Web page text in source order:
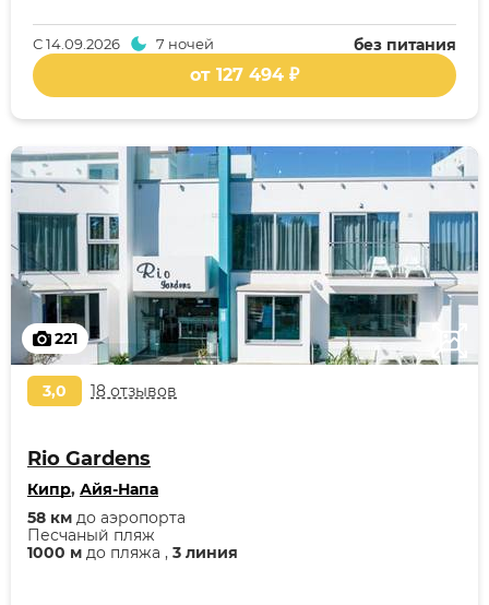
без питания
С14.09.2026 7 ночей
от 127 494 ₽
221
3,0 18 отзывов
Rio Gardens
Кипр, Айя-Напа
1000 м до пляжа , 3 линия
Песчаный пляж
58 км до аэропорта